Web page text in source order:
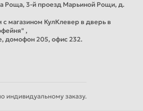
Роща, 3-й проезд Марьиной Рощи, д.
магазином КулКлевер в дверь в
,
домофон 205, офис 232.
индивидуальному заказу.